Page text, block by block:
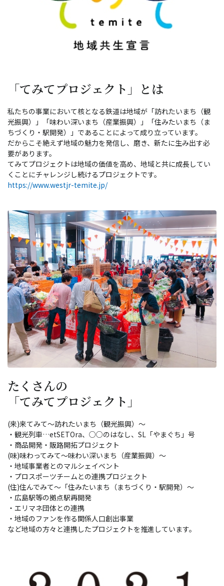
「てみてプロジェクト」とは
私たちの事業において核となる鉄道は地域が「訪れたいまち（観
光振興）」「味わい深いまち（産業振興）」「住みたいまち（ま
ちづくり・駅開発）」であることによって成り立っています。
だからこそ絶えず地域の魅力を発信し、磨き、新たに生み出す必
要があります。
てみてプロジェクトは地域の価値を高め、地域と共に成長してい
くことにチャレンジし続けるプロジェクトです。
https://www.westjr-temite.jp/
たくさんの
「てみてプロジェクト」
(来)来てみて～訪れたいまち（観光振興）～
・観光列車…etSETOra、○○のはなし、SL「やまぐち」号
・商品開発・販路開拓プロジェクト
(味)味わってみて～味わい深いまち（産業振興）～
・地域事業者とのマルシェイベント
・プロスポーツチームとの連携プロジェクト
(住)住んでみて～「住みたいまち（まちづくり・駅開発）～
・広島駅等の拠点駅再開発
・エリマネ団体との連携
・地域のファンを作る関係人口創出事業
など地域の方々と連携したプロジェクトを推進しています。